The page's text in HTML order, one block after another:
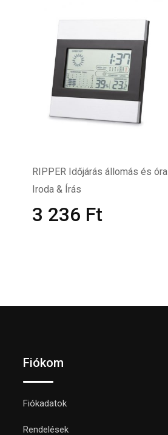
RIPPER Időjárás állomás és óra
Iroda & Írás
3 236 Ft
Fiókom
Fiókadatok
Rendelések